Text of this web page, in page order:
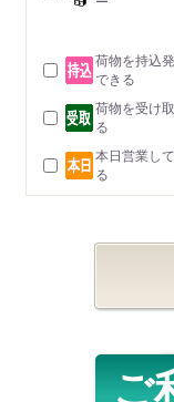
荷物を持込
できる
荷物を受け
る
本日営業し
る
ご